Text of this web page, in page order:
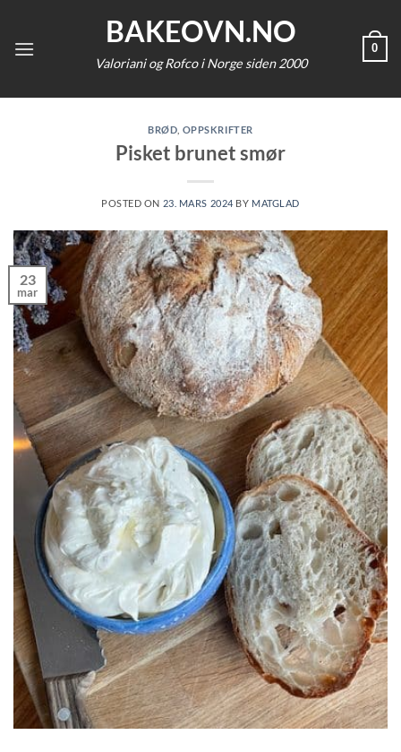
content
BAKEOVN.NO
Valoriani og Rofco i Norge siden 2000
0
BRØD OPPSKRIFTER
Pisket brunet smør
POSTED ON 23. MARS 2024 BY MATGLAD
23
mar